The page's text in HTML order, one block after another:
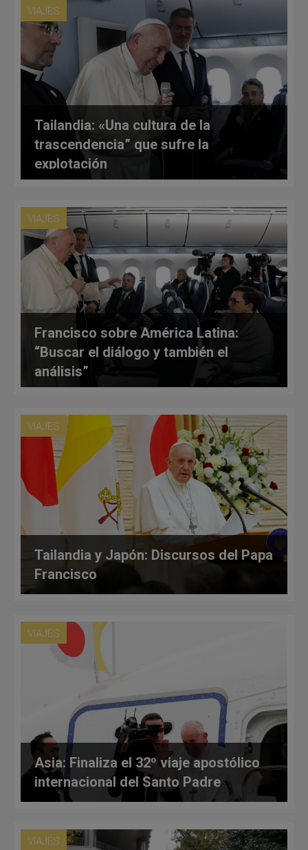
VIAJES
Tailandia: «Una cultura de la
trascendencia” que sufre la
explotación
VIAJES
Francisco sobre América Latina:
“Buscar el diálogo y también el
análisis”
VIAJES
Tailandia y Japón: Discursos del Papa
Francisco
VIAJES
Asia: Finaliza el 32º viaje apostólico
internacional del Santo Padre
VIAJES